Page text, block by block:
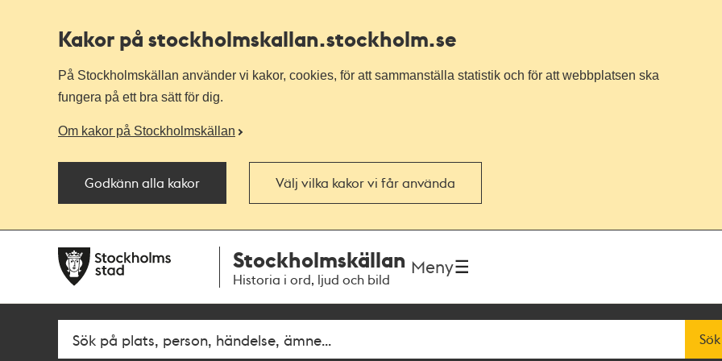
Kakor på stockholmskallan.stockholm.se
På Stockholmskällan använder vi kakor, cookies, för att sammanställa statistik och för att webbplatsen ska
fungera på ett bra sätt för dig.
Om kakor på Stockholmskällan
Godkänn alla kakor Välj vilka kakor vi får använda
navigationen
huvudinnehållet
Stockholmskällan
Historia i ord, ljud och bild
Meny
Fritextsök Sök